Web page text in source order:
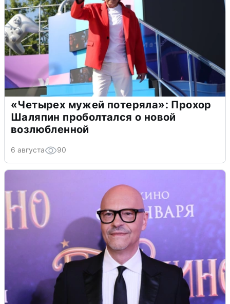
«Четырех мужей потеряла»: Прохор
Шаляпин проболтался о новой
возлюбленной
6 августа 90